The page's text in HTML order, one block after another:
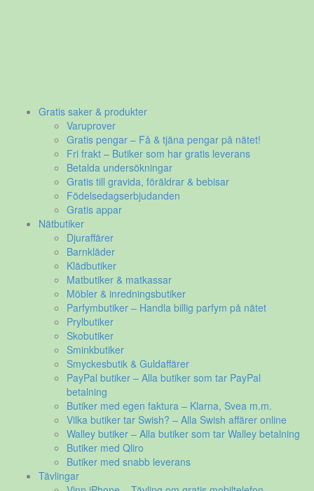
Gratis saker & produkter
Varuprover
Gratis pengar – Få & tjäna pengar på nätet!
Fri frakt – Butiker som har gratis leverans
Betalda undersökningar
Gratis till gravida, föräldrar & bebisar
Födelsedagserbjudanden
Gratis appar
Nätbutiker
Djuraffärer
Barnkläder
Klädbutiker
Matbutiker & matkassar
Möbler & inredningsbutiker
Parfymbutiker – Handla billig parfym på nätet
Prylbutiker
Skobutiker
Sminkbutiker
Smyckesbutik & Guldaffärer
PayPal butiker – Alla butiker som tar PayPal
betalning
Butiker med egen faktura – Klarna, Svea m.m.
Vilka butiker tar Swish? – Alla Swish affärer online
Walley butiker – Alla butiker som tar Walley betalning
Butiker med Qliro
Butiker med snabb leverans
Tävlingar